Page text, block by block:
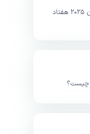
قیمت میم کوین TRUMP احتمالا تا پایان ۲۰۲۵ هفتاد